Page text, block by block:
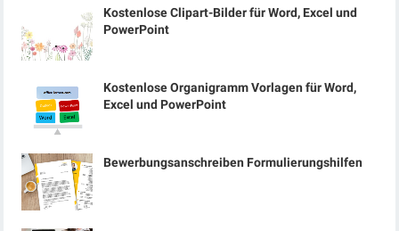
Kostenlose Clipart-Bilder für Word, Excel und
PowerPoint
Kostenlose Organigramm Vorlagen für Word,
Excel und PowerPoint
Bewerbungsanschreiben Formulierungshilfen